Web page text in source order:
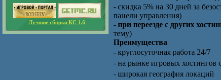
- скидка 5% на 30 дней за
панели управления)
- при переезде с других
тему)
Преимущества
- круглосуточная работа 24/7
- на рынке игровых хостингов
- широкая география локаций
Лучшие сборки КС 1.6